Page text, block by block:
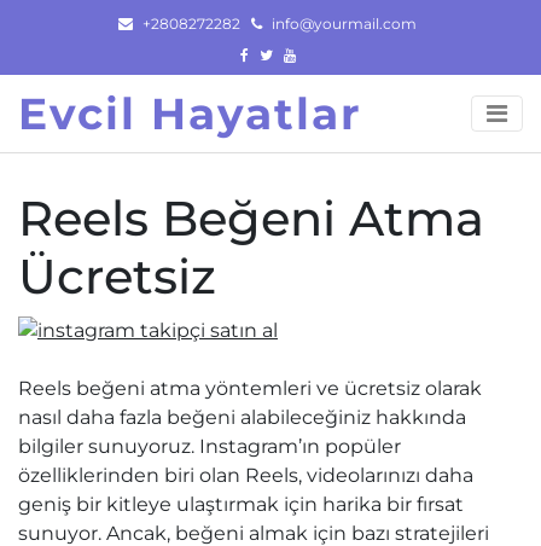
content
+2808272282 info@yourmail.com
Evcil Hayatlar
Reels Beğeni Atma
Ücretsiz
Reels beğeni atma yöntemleri ve ücretsiz olarak
nasıl daha fazla beğeni alabileceğiniz hakkında
bilgiler sunuyoruz. Instagram’ın popüler
özelliklerinden biri olan Reels, videolarınızı daha
geniş bir kitleye ulaştırmak için harika bir fırsat
sunuyor. Ancak, beğeni almak için bazı stratejileri